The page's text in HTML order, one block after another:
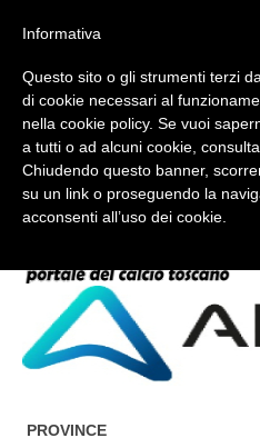
FORUM-ACCEDI
Accedi / Registrati
PROVINCE
Informativa
Questo sito o gli strumenti terzi
di cookie necessari al
nella cookie policy. Se vuoi
a tutti o ad alcuni cookie,
Chiudendo questo banner,
su un link o proseguendo la
acconsenti all’uso dei cookie.